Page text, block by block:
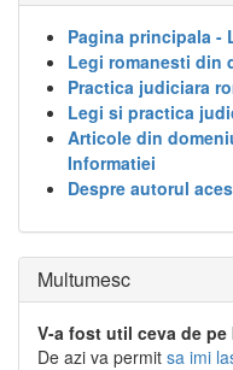
Pagina principala -
Legi romanesti din
Practica judiciara
Legi si practica
Articole din
Informatiei
Despre autorul
Multumesc
V-a fost util ceva de
De azi va permit sa imi